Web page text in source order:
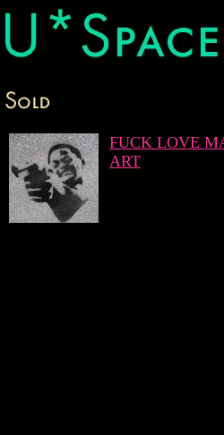
FUCK LOVE
ART